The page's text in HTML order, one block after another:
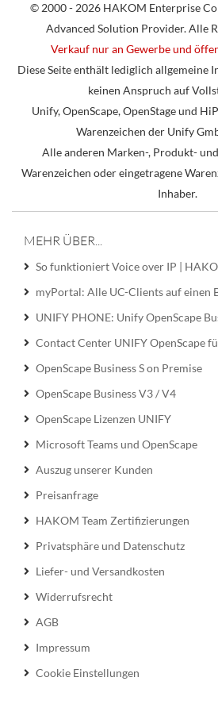
© 2000 - 2026 HAKOM Enterprise
Advanced Solution Provider. Alle
Verkauf nur an Gewerbe und
Diese Seite enthält lediglich allgemeine
keinen Anspruch auf
Unify, OpenScape, OpenStage und
Warenzeichen der Unify
Alle anderen Marken-, Produkt-
Warenzeichen oder eingetragene
Inhaber.
MEHR ÜBER...
So funktioniert Voice over IP |
myPortal: Alle UC-Clients auf einen
UNIFY PHONE: Unify OpenScape
Contact Center UNIFY OpenScape
OpenScape Business S on Premise
OpenScape Business V3 / V4
OpenScape Lizenzen UNIFY
Microsoft Teams und OpenScape
Auszug unserer Kunden
Preisanfrage
HAKOM Team Zertifizierungen
Privatsphäre und Datenschutz
Liefer- und Versandkosten
Widerrufsrecht
AGB
Impressum
Cookie Einstellungen